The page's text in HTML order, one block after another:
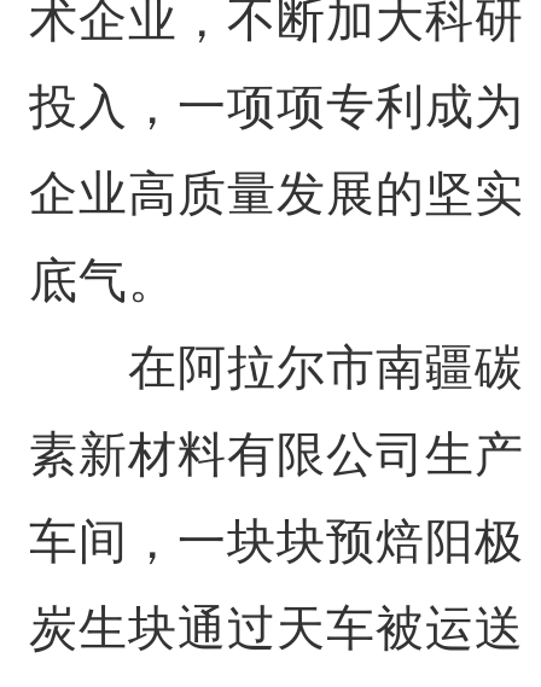
术企业，不断加大科研
投入，一项项专利成为
企业高质量发展的坚实
底气。
在阿拉尔市南疆碳
素新材料有限公司生产
车间，一块块预焙阳极
炭生块通过天车被运送